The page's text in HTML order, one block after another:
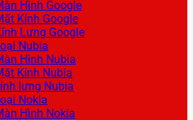
Hình Google
Kính Google
Lưng Google
Nubia
Hình Nubia
Kính Nubia
lưng Nubia
Nokia
Hình Nokia